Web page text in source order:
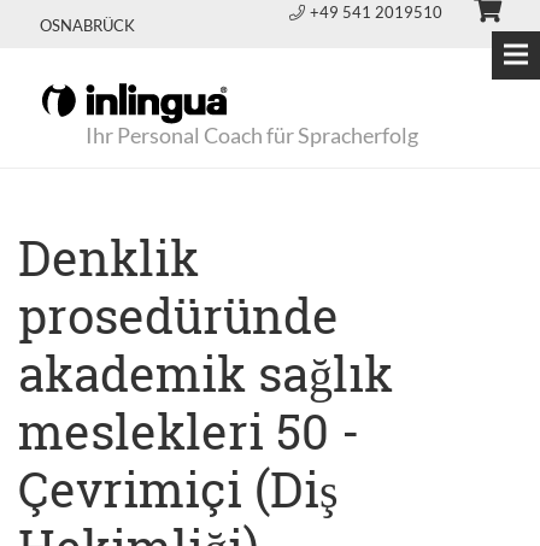
OSNABRÜCK
+49 541 2019510
Ihr Personal Coach für Spracherfolg
Denklik
prosedüründe
akademik sağlık
meslekleri 50 -
Çevrimiçi (Diş